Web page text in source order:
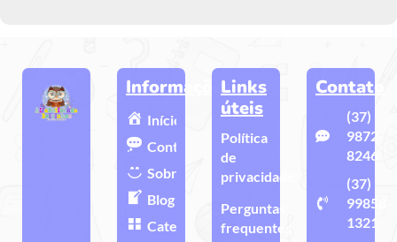
Informações
Início
Contato
Sobre
Blog
Categorias
Links
úteis
Política
de
privacidade
Perguntas
frequentes
Contato
(37)
9872-
8246
(37)
99858-
1321